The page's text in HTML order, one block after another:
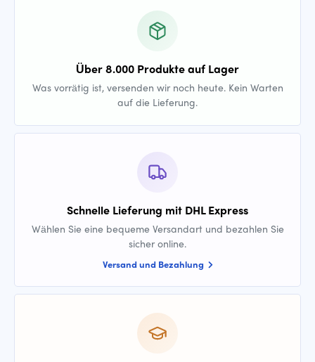
Über 8.000 Produkte auf Lager
Was vorrätig ist, versenden wir noch heute. Kein Warten
auf die Lieferung.
Schnelle Lieferung mit DHL Express
Wählen Sie eine bequeme Versandart und bezahlen Sie
sicher online.
Versand und Bezahlung